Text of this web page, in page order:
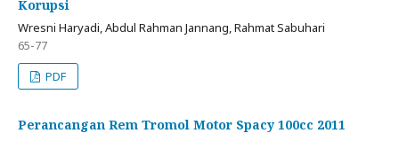
Korupsi
Wresni Haryadi, Abdul Rahman Jannang, Rahmat Sabuhari
65-77
PDF
Perancangan Rem Tromol Motor Spacy 100cc 2011